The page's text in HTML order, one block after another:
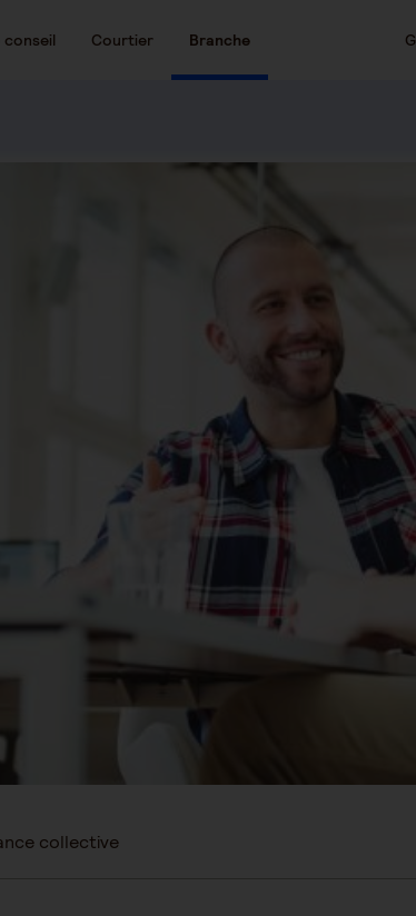
conseil Courtier Branche
collective